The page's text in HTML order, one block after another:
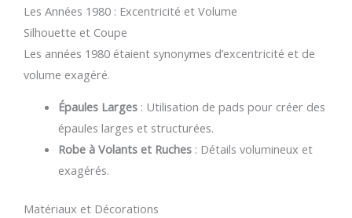
Les Années 1980 : Excentricité et Volume
Silhouette et Coupe
Les années 1980 étaient synonymes d’excentricité et de
volume exagéré.
Épaules Larges: Utilisation de pads pour créer des
épaules larges et structurées.
Robe à Volants et Ruches: Détails volumineux et
exagérés.
Matériaux et Décorations